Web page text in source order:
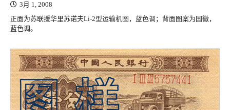
3月 1, 2008
正面为苏联援华里苏诺夫Li-2型运输机图，蓝色调；背面图案为国徽，
蓝色调。